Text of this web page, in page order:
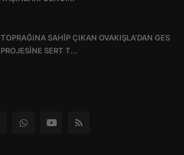
TOPRAĞINA SAHİP ÇIKAN OVAKIŞLA’DAN GES
PROJESİNE SERT T...